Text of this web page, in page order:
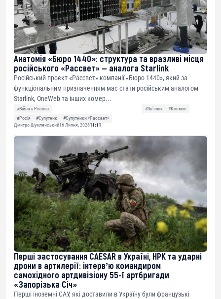
Анатомія «Бюро 1440»: структура та вразливі місця
російського «Рассвет» — аналога Starlink
Російський проєкт «Рассвет» компанії «Бюро 1440», який за
функціональним призначенням має стати російським аналогом
Starlink, OneWeb та інших комер...
#Війна з Росією #Звʼязок
#Космос
#Росія
#Супутник
#Супутники «Рассвет»
Дмитро Шумлянський16 Липня, 202611:11
Перші застосування CAESAR в Україні, НРК та ударні
дрони в артилерії: інтервʼю командиром
самохідного артдивізіону 55-ї артбригади
«Запорізька Січ»
Перші іноземні САУ, які доставили в Україну були французькі